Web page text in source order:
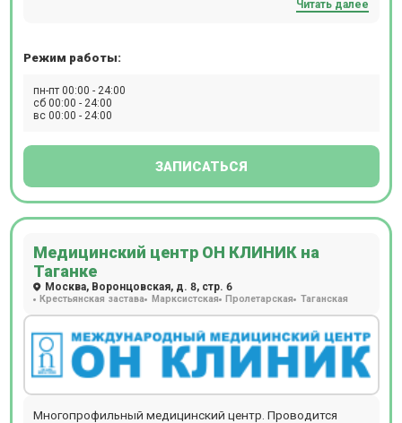
диагностики: МРТ, КТ, ПЭТ-КТ, Бронхоскопию,Читать далее
Режим работы:
пн-пт 00:00 - 24:00
сб 00:00 - 24:00
вс 00:00 - 24:00
ЗАПИСАТЬСЯ
Медицинский центр ОН КЛИНИК на
Таганке
Москва, Воронцовская, д. 8, стр. 6
Крестьянская застава Марксистская Пролетарская Таганская
Многопрофильный медицинский центр. Проводится